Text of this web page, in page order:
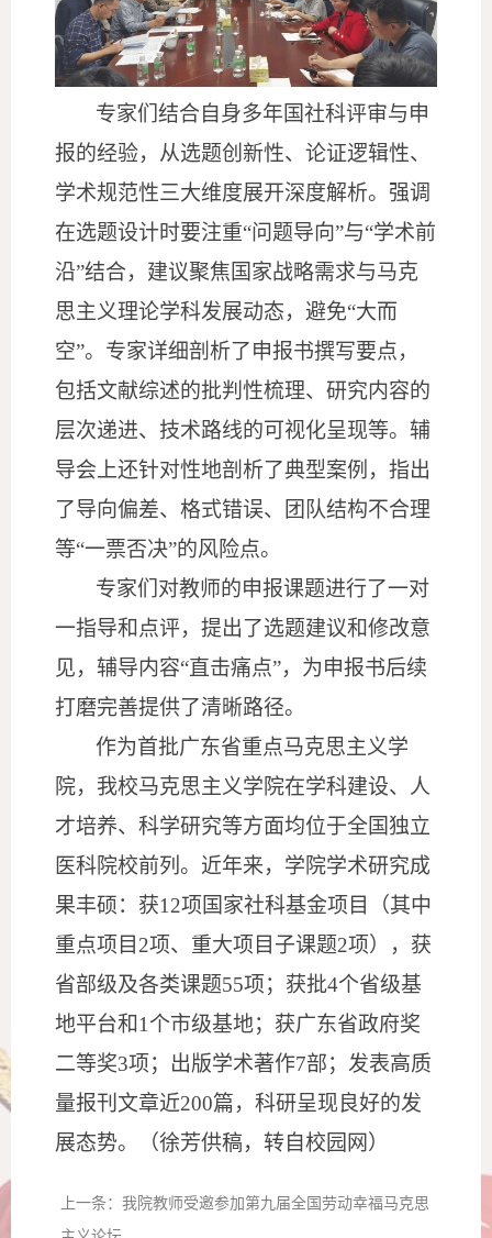
专家们结合自身多年国社科评审与申
报的经验，从选题创新性、论证逻辑性、
学术规范性三大维度展开深度解析。强调
在选题设计时要注重“问题导向”与“学术前
沿”结合，建议聚焦国家战略需求与马克
思主义理论学科发展动态，避免“大而
空”。专家详细剖析了申报书撰写要点，
包括文献综述的批判性梳理、研究内容的
层次递进、技术路线的可视化呈现等。辅
导会上还针对性地剖析了典型案例，指出
了导向偏差、格式错误、团队结构不合理
等“一票否决”的风险点。
专家们对教师的申报课题进行了一对
一指导和点评，提出了选题建议和修改意
见，辅导内容“直击痛点”，为申报书后续
打磨完善提供了清晰路径。
作为首批广东省重点马克思主义学
院，我校马克思主义学院在学科建设、人
才培养、科学研究等方面均位于全国独立
医科院校前列。近年来，学院学术研究成
果丰硕：获12项国家社科基金项目（其中
重点项目2项、重大项目子课题2项），获
省部级及各类课题55项；获批4个省级基
地平台和1个市级基地；获广东省政府奖
二等奖3项；出版学术著作7部；发表高质
量报刊文章近200篇，科研呈现良好的发
展态势。
（徐芳供稿，转自校园网 ）
上一条： 我院教师受邀参加第九届全国劳动幸福马克思